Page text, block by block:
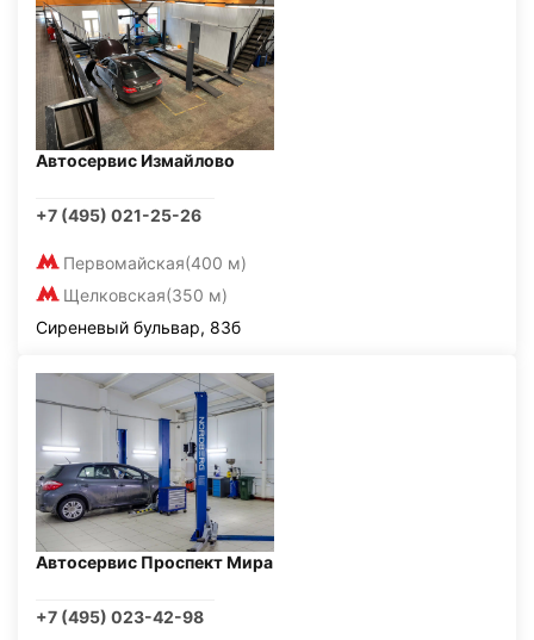
Автосервис Измайлово
+7 (495) 021-25-26
Первомайская(400 м)
Щелковская(350 м)
Сиреневый бульвар, 83б
Автосервис Проспект Мира
+7 (495) 023-42-98